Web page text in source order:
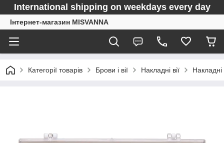
International shipping on weekdays every day
Інтернет-магазин MISVANNA
Категорії товарів Брови і вії Накладні вії